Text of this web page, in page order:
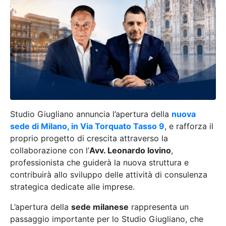
Studio Giugliano annuncia l’apertura della nuova
sede di Milano, in Via Torquato Tasso 9, e rafforza il
proprio progetto di crescita attraverso la
collaborazione con l’Avv. Leonardo Iovino,
professionista che guiderà la nuova struttura e
contribuirà allo sviluppo delle attività di consulenza
strategica dedicate alle imprese.
L’apertura della sede milanese rappresenta un
passaggio importante per lo Studio Giugliano, che